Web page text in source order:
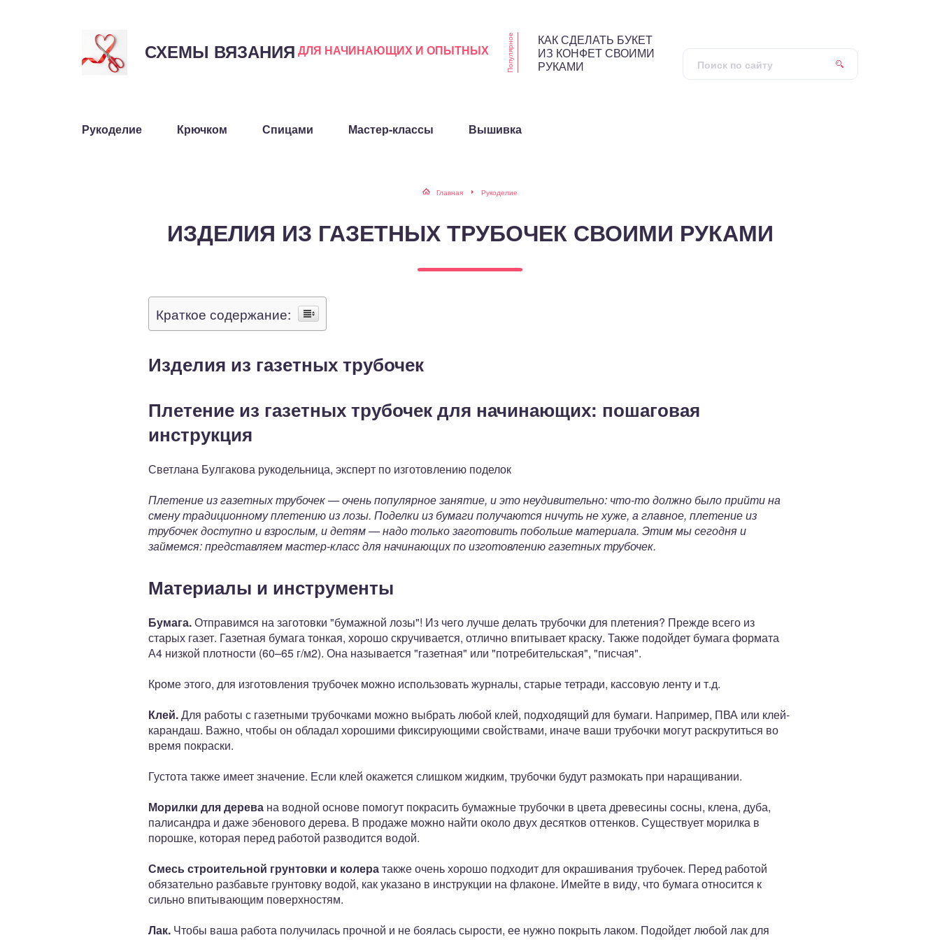
СХЕМЫ ВЯЗАНИЯ ДЛЯ НАЧИНАЮЩИХ И ОПЫТНЫХ Популярное
КАК СДЕЛАТЬ БУКЕТ
ИЗ КОНФЕТ СВОИМИ
РУКАМИ
Рукоделие Крючком Спицами Мастер-классы Вышивка
Главная Рукоделие
ИЗДЕЛИЯ ИЗ ГАЗЕТНЫХ ТРУБОЧЕК СВОИМИ РУКАМИ
Краткое содержание:
Изделия из газетных трубочек
Плетение из газетных трубочек для начинающих: пошаговая
инструкция
Светлана Булгакова рукодельница, эксперт по изготовлению поделок
Плетение из газетных трубочек — очень популярное занятие, и это неудивительно: что-то должно было прийти на
смену традиционному плетению из лозы. Поделки из бумаги получаются ничуть не хуже, а главное, плетение из
трубочек доступно и взрослым, и детям — надо только заготовить побольше материала. Этим мы сегодня и
займемся: представляем мастер-класс для начинающих по изготовлению газетных трубочек.
Материалы и инструменты
Бумага.Отправимся на заготовки "бумажной лозы"! Из чего лучше делать трубочки для плетения? Прежде всего из
старых газет. Газетная бумага тонкая, хорошо скручивается, отлично впитывает краску. Также подойдет бумага формата
А4 низкой плотности (60–65 г/м2). Она называется "газетная" или "потребительская", "писчая".
Кроме этого, для изготовления трубочек можно использовать журналы, старые тетради, кассовую ленту и т.д.
Клей.Для работы с газетными трубочками можно выбрать любой клей, подходящий для бумаги. Например, ПВА или клей-
карандаш. Важно, чтобы он обладал хорошими фиксирующими свойствами, иначе ваши трубочки могут раскрутиться во
время покраски.
Густота также имеет значение. Если клей окажется слишком жидким, трубочки будут размокать при наращивании.
Морилки для дерева на водной основе помогут покрасить бумажные трубочки в цвета древесины сосны, клена, дуба,
палисандра и даже эбенового дерева. В продаже можно найти около двух десятков оттенков. Существует морилка в
порошке, которая перед работой разводится водой.
Смесь строительной грунтовки и колератакже очень хорошо подходит для окрашивания трубочек. Перед работой
обязательно разбавьте грунтовку водой, как указано в инструкции на флаконе. Имейте в виду, что бумага относится к
сильно впитывающим поверхностям.
Лак. Чтобы ваша работа получилась прочной и не боялась сырости, ее нужно покрыть лаком. Подойдет любой лак для